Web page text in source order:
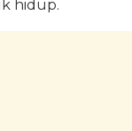
hidup.